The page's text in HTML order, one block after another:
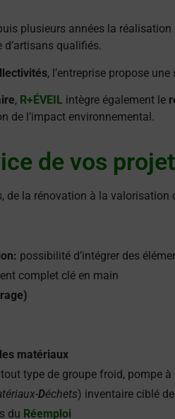
plusieurs années la réalisation
qualifiés.
, l’entreprise propose
, R+ÉVEIL intègre également le
de l’impact environnemental.
de vos
de la rénovation à la
possibilité d’intégrer des
complet clé en main
matériaux
type de groupe froid, pompe à
Déchets) inventaire ciblé
du Réemploi